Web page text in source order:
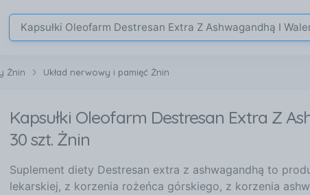
Żnin Układ nerwowy i pamięć Żnin
Kapsułki Oleofarm Destresan Extra Z
30 szt. Żnin
Suplement diety Destresan extra z ashwagandhą to
lekarskiej, z korzenia rożeńca górskiego, z korzenia